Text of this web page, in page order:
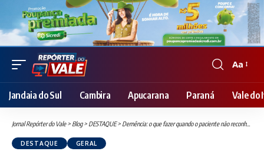
Font
Resizer
Aa
Jandaia do Sul Cambira Apucarana Paraná Vale do
Jornal Repórter do Vale> Blog> DESTAQUE> Demência: o que fazer quando o paciente não reconhece a família
DESTAQUE GERAL